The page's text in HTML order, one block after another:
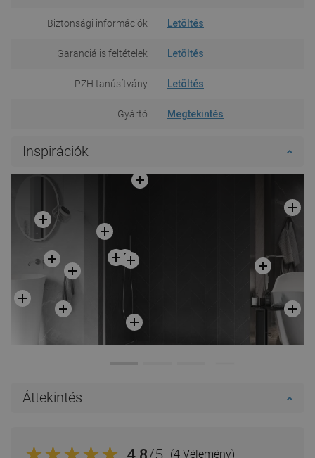
Biztonsági információk Letöltés
Garanciális feltételek Letöltés
PZH tanúsítvány Letöltés
Gyártó Megtekintés
Inspirációk
Áttekintés
(4 Vélemény)